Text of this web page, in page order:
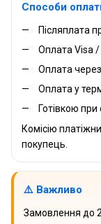
Способи
Післяплата
Оплата Visa
Оплата
Оплата у
Готівкою при
Комісію
покупець.
⚠️ Важливо
Замовлення до